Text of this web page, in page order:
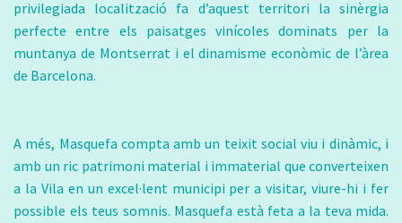
privilegiada localització fa d’aquest territori la sinèrgia
perfecte entre els paisatges vinícoles dominats per la
muntanya de Montserrat i el dinamisme econòmic de l’àrea
de Barcelona.
A més, Masquefa compta amb un teixit social viu i dinàmic, i
amb un ric patrimoni material i immaterial que converteixen
a la Vila en un excel·lent municipi per a visitar, viure-hi i fer
possible els teus somnis. Masquefa està feta a la teva mida.